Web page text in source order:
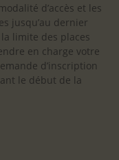
d’accès et les
jusqu’au dernier
limite des places
en charge votre
d’inscription
le début de la